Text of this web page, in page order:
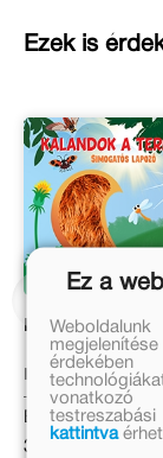
Ezek is
Kalandok a
Fiona Huisman
Eredeti ár:
3 499 Ft
Ez a
kattintva